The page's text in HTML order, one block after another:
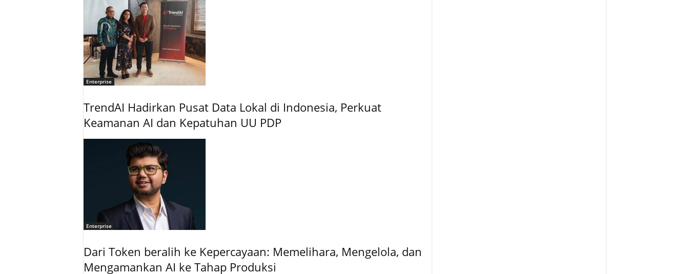
Enterprise
TrendAI Hadirkan Pusat Data Lokal di Indonesia, Perkuat
Keamanan AI dan Kepatuhan UU PDP
Enterprise
Dari Token beralih ke Kepercayaan: Memelihara, Mengelola, dan
Mengamankan AI ke Tahap Produksi